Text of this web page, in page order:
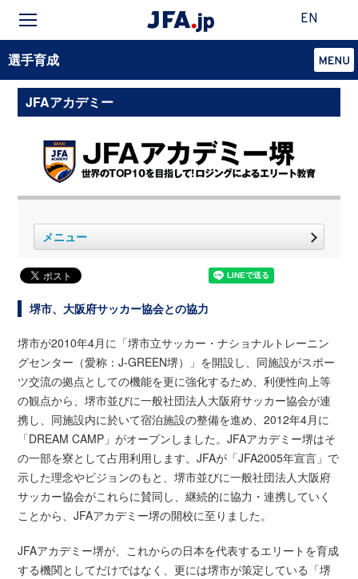
EN
選手育成
JFAアカデミー
メニュー
堺市、大阪府サッカー協会との協力
堺市が2010年4月に「堺市立サッカー・ナショナルトレーニン
グセンター（愛称：J-GREEN堺）」を開設し、同施設がスポー
ツ交流の拠点としての機能を更に強化するため、利便性向上等
の観点から、堺市並びに一般社団法人大阪府サッカー協会が連
携し、同施設内に於いて宿泊施設の整備を進め、2012年4月に
「DREAM CAMP」がオープンしました。JFAアカデミー堺はそ
の一部を寮として占用利用します。JFAが「JFA2005年宣言」で
示した理念やビジョンのもと、堺市並びに一般社団法人大阪府
サッカー協会がこれらに賛同し、継続的に協力・連携していく
ことから、JFAアカデミー堺の開校に至りました。
JFAアカデミー堺が、これからの日本を代表するエリートを育成
する機関としてだけではなく、更には堺市が策定している「堺